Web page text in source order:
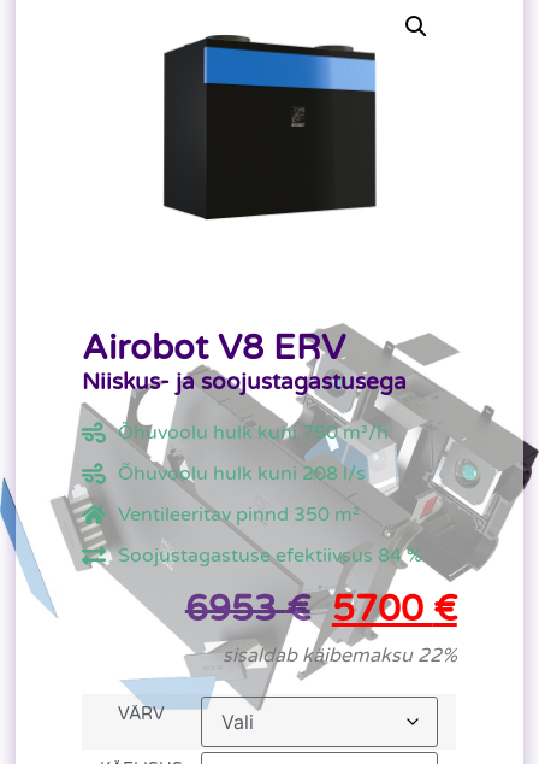
Airobot V8 ERV
Niiskus- ja soojustagastusega
Õhuvoolu hulk kuni 750 m³/h
Õhuvoolu hulk kuni 208 l/s
Ventileeritav pinnd 350 m²
Soojustagastuse efektiivsus 84 %
6953€ 5700 €
sisaldab käibemaksu 22%
VÄRV